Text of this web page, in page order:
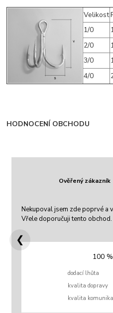
Velikost
1/0
2/0
3/0
4/0
HODNOCENÍ OBCHODU
Ověřený zákazník
Nekupoval jsem zde poprvé a
Vřele doporučuji tento obchod.
100 %
dodací lhůta
kvalita dopravy
kvalita
❮